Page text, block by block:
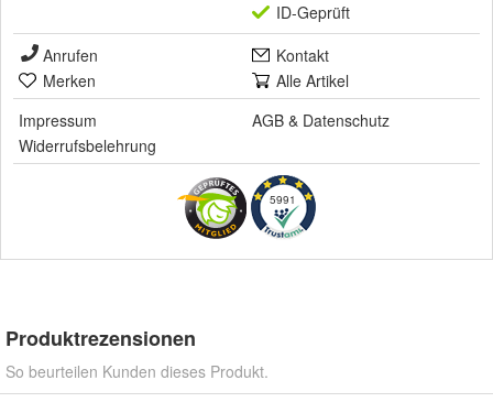
ID-Geprüft
Anrufen
Kontakt
Merken
Alle Artikel
Impressum
AGB & Datenschutz
Widerrufsbelehrung
5991
Produktrezensionen
So beurteilen Kunden dieses Produkt.